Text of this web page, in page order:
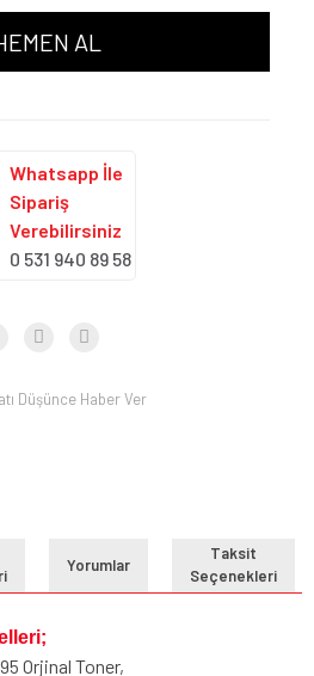
AL
Whatsapp İle
Sipariş
Verebilirsiniz
0 531 940 89 58
Düşünce Haber Ver
Yorumlar
Taksit
Seçenekleri
Orjinal Toner,